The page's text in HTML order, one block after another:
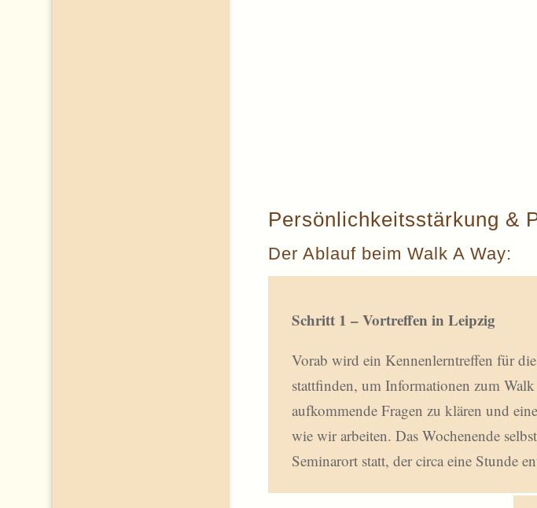
Persönlichkeitsstärkung &
Der Ablauf beim Walk A Way:
Schritt 1 – Vortreffen in Leipzig
Vorab wird ein Kennenlerntreffen für
stattfinden, um Informationen zum
aufkommende Fragen zu klären und
wie wir arbeiten. Das Wochenende
Seminarort statt, der circa eine Stunde